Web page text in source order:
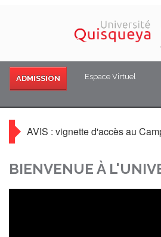
ADMISSION Espace Virtuel
BIENVENUE À